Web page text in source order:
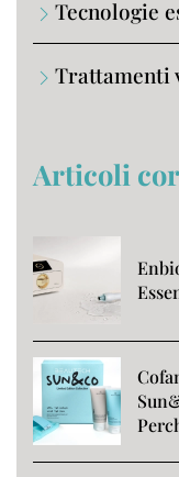
Tecnologie
Trattamenti
Articoli